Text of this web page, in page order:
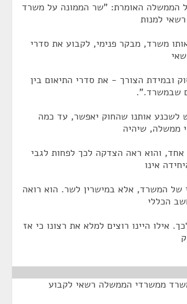
הממשלה האומרת: "שר הממונה על משרד
למנות
משרד, מבקר פנימי, לקבוע את סדרי
ובמידת הצורך - את סדרי התיאום בין
שבמשרד.".
לשכנע אותנו שהחוק יאפשר, עד כמה
ממשלה, שיהיה
אחד, והוא ראה הצדקה לכך לפחות לגבי
אינו
של המשרד, אלא במישרין לשר. הוא רואה
הכללי
אילו היינו רוצים למלא את רצונו כי אז
ממשרדי הממשלה רשאי לקבוע